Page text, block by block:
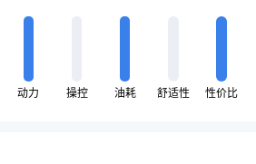
动力 操控 油耗 舒适性 性价比